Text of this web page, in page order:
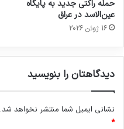
حمله راکتی جدید به پایگاه
عین‌الاسد در عراق
16 ژوئن 2026
دیدگاهتان را بنویسید
نشانی ایمیل شما منتشر نخواهد شد.
*